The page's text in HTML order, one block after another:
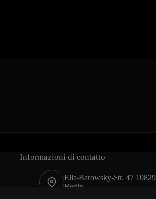
Informazioni di contatto
Ella-Barowsky-Str. 47 10829
Berlin